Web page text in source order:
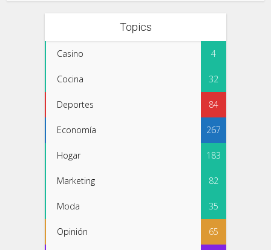
Topics
Casino 4
Cocina 32
Deportes 84
Economía 267
Hogar 183
Marketing 82
Moda 35
Opinión 65